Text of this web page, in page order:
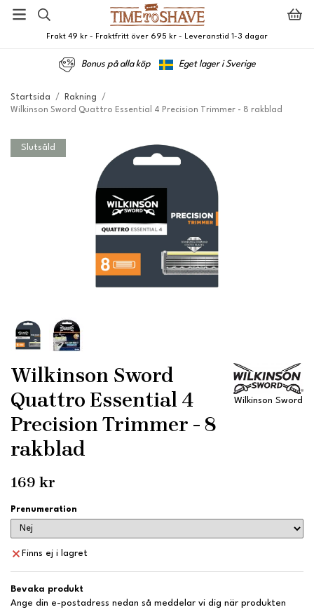
Frakt 49 kr - Fraktfritt över 695 kr - Leveranstid 1-3 dagar
Bonus på alla köp Eget lager i Sverige
Startsida / Rakning
/
Wilkinson Sword Quattro Essential 4 Precision Trimmer - 8 rakblad
Slutsåld
Wilkinson Sword
Quattro Essential 4
Precision Trimmer - 8
rakblad
Wilkinson Sword
169 kr
Prenumeration
Finns ej i lagret
Bevaka produkt
Ange din e-postadress nedan så meddelar vi dig när produkten